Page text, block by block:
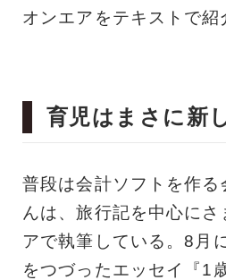
オンエアをテキストで紹
育児はまさに新
普段は会計ソフトを作る
んは、旅行記を中心に
アで執筆している。8月
をつづったエッセイ『1